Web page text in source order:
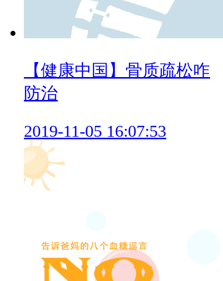
【健康中国】骨质疏松咋
防治
2019-11-05 16:07:53